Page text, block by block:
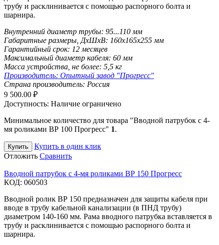
трубу и расклинивается с помощью распорного болта и
шарнира.
Внутренний диаметр трубы: 95...110 мм
Габаритные размеры, ДхШхВ: 160х165х255 мм
Гарантийный срок: 12 месяцев
Максимальный диаметр кабеля: 60 мм
Масса устройства, не более: 5,5 кг
Производитель: Опытный завод "Прогресс"
Страна производитель: Россия
9 500.00 ₽
Доступность: Наличие ограничено
Минимальное количество для товара "Вводной патрубок с 4-
мя роликами ВР 100 Прогресс" 1.
Купить
Купить в один клик
Отложить Сравнить
Вводной патрубок с 4-мя роликами ВР 150 Прогресс
КОД: 060503
Вводной ролик ВР 150 предназначен для защиты кабеля при
вводе в трубу кабельной канализации (в ПНД трубу)
диаметром 140-160 мм. Рама вводного патрубка вставляется в
трубу и расклинивается с помощью распорного болта и
шарнира.